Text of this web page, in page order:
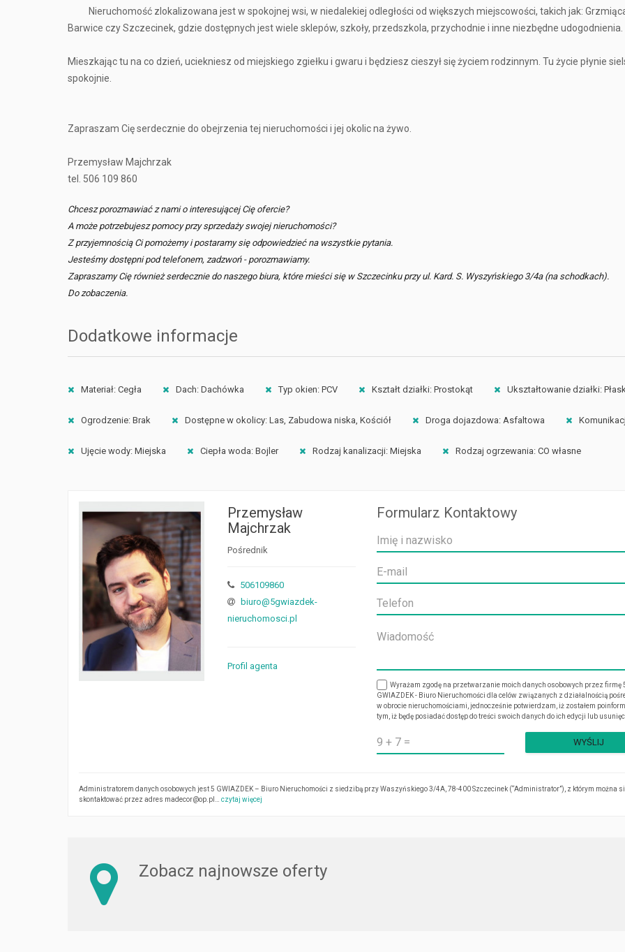
Nieruchomość zlokalizowana jest w spokojnej wsi, w niedalekiej odległości od większych miejscowości, takich jak:
Barwice czy Szczecinek, gdzie dostępnych jest wiele sklepów, szkoły, przedszkola, przychodnie i inne niezbędne udogodnienia.
Mieszkając tu na co dzień, uciekniesz od miejskiego zgiełku i gwaru i będziesz cieszył się życiem rodzinnym. Tu życie płynie
spokojnie.
Zapraszam Cię serdecznie do obejrzenia tej nieruchomości i jej okolic na żywo.
Przemysław Majchrzak
tel. 506 109 860
Chcesz porozmawiać z nami o interesującej Cię ofercie?
A może potrzebujesz pomocy przy sprzedaży swojej nieruchomości?
Z przyjemnością Ci pomożemy i postaramy się odpowiedzieć na wszystkie pytania.
Jesteśmy dostępni pod telefonem, zadzwoń - porozmawiamy.
Zapraszamy Cię również serdecznie do naszego biura, które mieści się w Szczecinku przy ul. Kard. S. Wyszyńskiego 3/4a (na schodkach).
Do zobaczenia.
Dodatkowe informacje
Materiał: Cegła Dach: Dachówka Typ okien: PCV Kształt działki: Prostokąt Ukształtowanie działki:
Ogrodzenie: Brak Dostępne w okolicy: Las, Zabudowa niska, Kościół Droga dojazdowa: Asfaltowa
Ujęcie wody: Miejska Ciepła woda: Bojler Rodzaj kanalizacji: Miejska Rodzaj ogrzewania: CO własne
Przemysław
Majchrzak
Pośrednik
506109860
biuro@5gwiazdek-
nieruchomosci.pl
Profil agenta
Formularz Kontaktowy
Wyrażam zgodę na przetwarzanie moich danych osobowych przez firmę
GWIAZDEK - Biuro Nieruchomości dla celów związanych z działalnością
w obrocie nieruchomościami, jednocześnie potwierdzam, iż zostałem
tym, iż będę posiadać dostęp do treści swoich danych do ich edycji lub
Administratorem danych osobowych jest 5 GWIAZDEK – Biuro Nieruchomości z siedzibą przy Waszyńskiego 3/4A, 78-400 Szczecinek (“Administrator”), z którym można
skontaktować przez adres madecor@op.pl… czytaj więcej
Zobacz najnowsze oferty